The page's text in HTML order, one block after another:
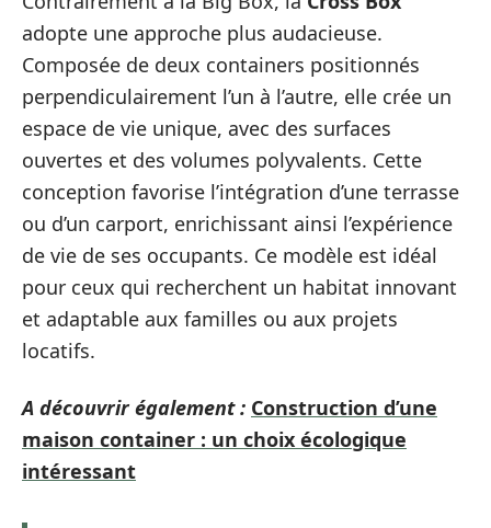
adopte une approche plus audacieuse.
Composée de deux containers positionnés
perpendiculairement l’un à l’autre, elle crée un
espace de vie unique, avec des surfaces
ouvertes et des volumes polyvalents. Cette
conception favorise l’intégration d’une terrasse
ou d’un carport, enrichissant ainsi l’expérience
de vie de ses occupants. Ce modèle est idéal
pour ceux qui recherchent un habitat innovant
et adaptable aux familles ou aux projets
locatifs.
A découvrir également : Construction d’une
maison container : un choix écologique
intéressant